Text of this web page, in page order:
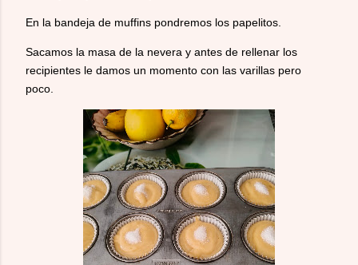
En la bandeja de muffins pondremos los papelitos.
Sacamos la masa de la nevera y antes de rellenar los
recipientes le damos un momento con las varillas pero
poco.